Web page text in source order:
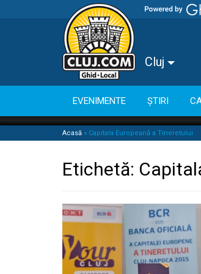
Cluj
EVENIMENTE ȘTIRI
Acasă » Capitala Europeană a Tineretului
Etichetă: